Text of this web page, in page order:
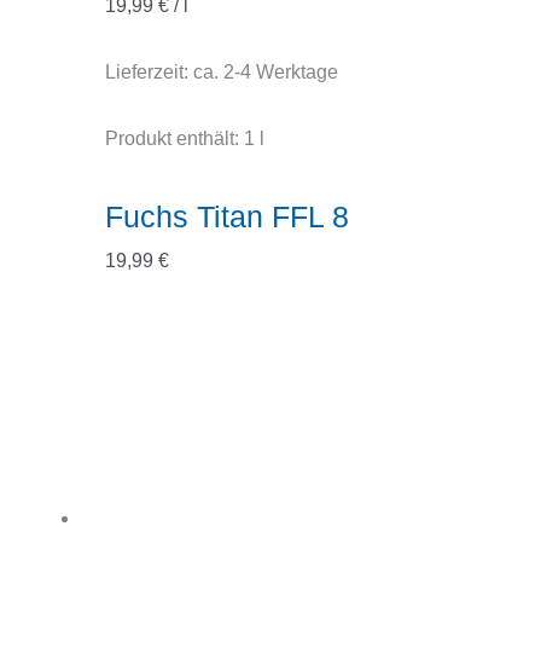
19,99 €/
Lieferzeit: ca. 2-4 Werktage
Produkt enthält: 1
Fuchs Titan FFL 8
19,99 €